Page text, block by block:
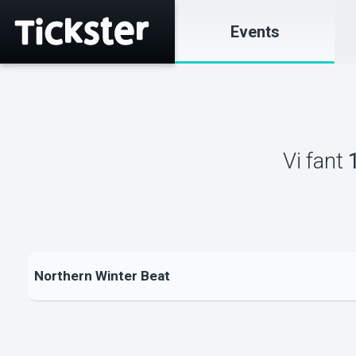
Events
Vi fant 1
Northern Winter Beat